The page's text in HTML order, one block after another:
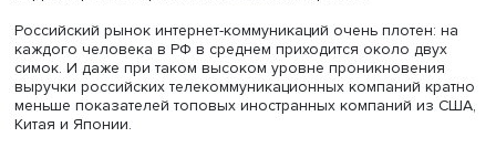
произошло. Это может быть обусловлено адаптацией
российской экономики к санкциям после 2014 года,
позволившей состоятельным слоям населения
покупки на международном рынке искусства и смягчить
падение спроса со стороны иностранных инвесторов.